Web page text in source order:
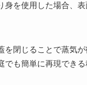
身を使用した場合、
を閉じることで蒸気
でも簡単に再現できる